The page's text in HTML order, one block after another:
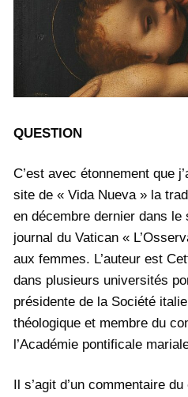
QUESTION
C’est avec étonnement que
site de « Vida Nueva » la
en décembre dernier dans le
journal du Vatican «
aux femmes. L’auteur est
dans plusieurs universités
présidente de la Société
théologique et membre du
l’Académie pontificale
Il s’agit d’un commentaire